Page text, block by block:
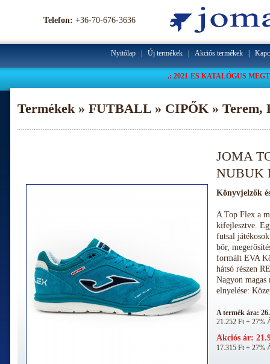
Telefon: +36-70-676-3636
Nyitólap| Új termékek| Akciós termékek|
.: 2021-ES KATALÓGUS
Termékek » FUTBALL » CIPŐK » Terem,
JOMA
NUBUK
A Top Flex a
kifejlesztve.
futsal
bőr,
formált EVA
hátsó részen
Nagyon
elnyelése:
A termék ára:
21.252 Ft + 27%
Akciós ár:
17.315 Ft + 27%